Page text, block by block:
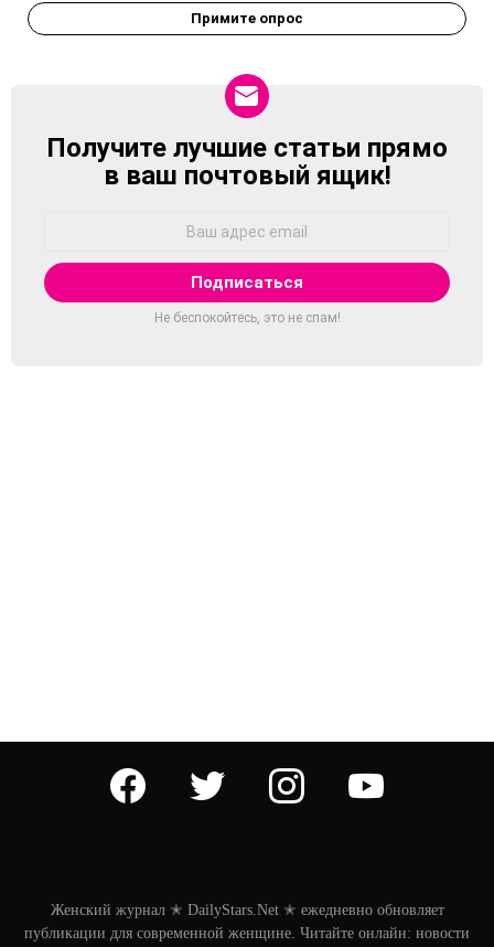
Примите опрос
NEWSLETTER
Получите лучшие статьи прямо
в ваш почтовый ящик!
Не беспокойтесь, это не спам!
facebook twitter instagram
Женский журнал ✭ DailyStars.Net ✭ ежедневно обновляет
публикации для современной женщине. Читайте онлайн: новости